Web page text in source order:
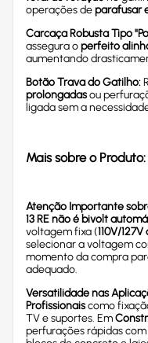
operações deparafusar
Carcaça Robusta Tipo
assegura operfeito
aumentando
Botão Trava do Gatilho:
prolongadasou
ligada sem a
Mais sobre o Produto:
Atenção Importante
13 RE não é bivolt
voltagem fixa (110V/
selecionar a voltagem
momento da compra
adequado.
Versatilidade nas
Profissionaiscomo
TV e suportes. Em
perfurações rápidas